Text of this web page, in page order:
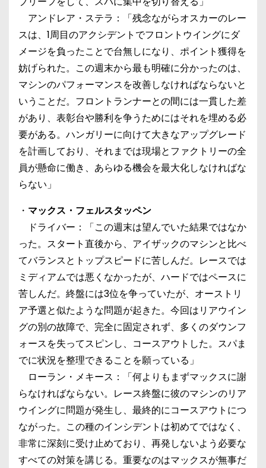
アンドレア・ステラ：「残念ながらオスカーのレー
スは、1周目のアクシデントでフロントウイングにダ
メージを負ったことで台無しになり、ポイント獲得を
妨げられた。この週末から最も明確に分かったのは、
マシンのパフォーマンスを改善しなければならないと
いうことだ。フロントランナーとの間には一貫した差
があり、表彰台や勝利を争うためにはそれを埋める必
要がある。ハンガリーに向けて大きなアップグレード
を計画しており、それまでは現場とファクトリーの全
員が懸命に働き、あらゆる機会を最大化しなければな
らない」
・ マックス・フェルスタッペン
ドライバー：「この週末は望んでいた結果ではなか
った。スタート直後から、アイザックのマシンと比べ
てバランスとトップスピードに苦しんだ。レースでは
ミディアムでは悪くなかったが、ハードではペースに
苦しんだ。終盤には3位を争っていたが、オーストリ
ア予選と似たような問題が起きた。今回はリアウイン
グの別の故障で、完全に固定されず、多くのダウンフ
ォースを失ってスピンし、コースアウトした。スパま
でに状況を整理できることを願っている」
ローラン・メキース：「何よりもまずマックスに謝
らなければならない。レース終盤に彼のマシンのリア
ウイングに問題が発生し、最終的にコースアウトにつ
ながった。この種のインシデントは初めてではなく、
非常に深刻に受け止めており、再発しないよう必要な
すべての対策を講じる。重要なのはマックスが無事だ